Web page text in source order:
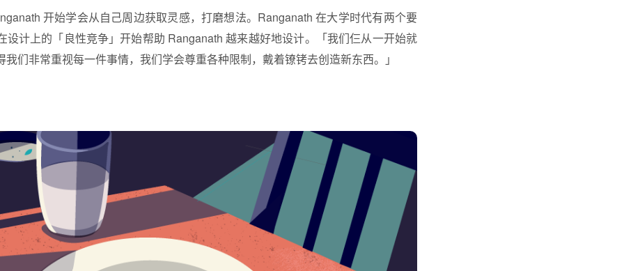
开始学会从自己周边获取灵感，打磨想法。Ranganath 在大学时代有两个要
设计上的「良性竞争」开始帮助 Ranganath 越来越好地设计。「我们仨从一开始就
们非常重视每一件事情，我们学会尊重各种限制，戴着镣铐去创造新东西。」